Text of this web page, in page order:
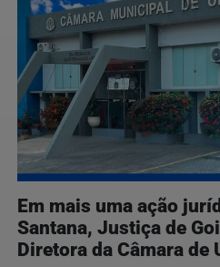
Em mais uma ação
Santana, Justiça de
Diretora da Câmara de